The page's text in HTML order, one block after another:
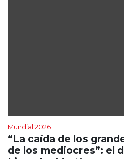
Mundial 2026
“La caída de los
de los mediocres”: el